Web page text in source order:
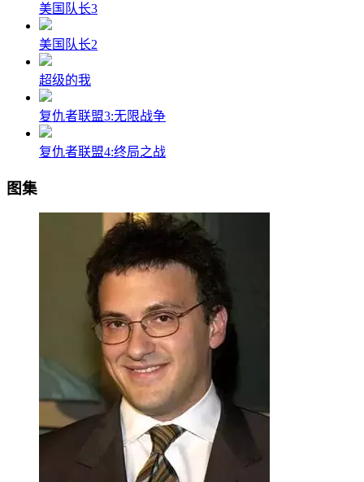
美国队长3
美国队长2
超级的我
复仇者联盟3:无限战争
复仇者联盟4:终局之战
图集